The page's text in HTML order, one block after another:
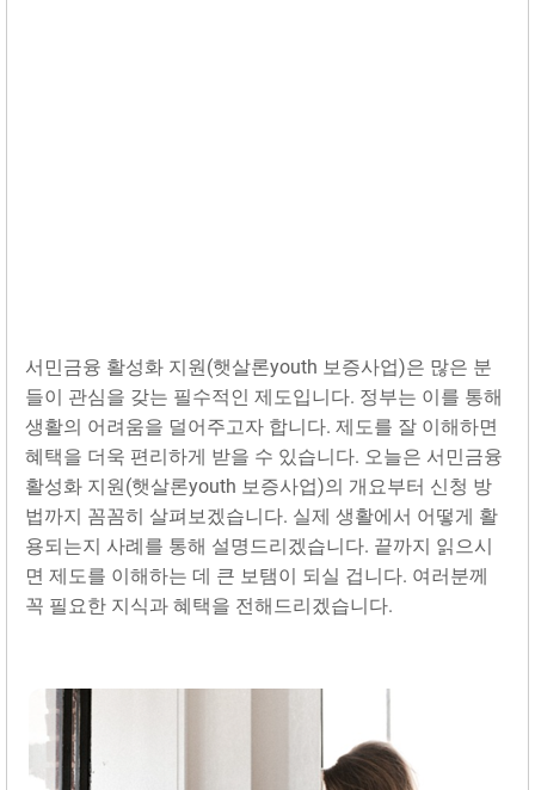
서민금융 활성화 지원(햇살론youth 보증사업)은 많은 분
들이 관심을 갖는 필수적인 제도입니다. 정부는 이를 통해
생활의 어려움을 덜어주고자 합니다. 제도를 잘 이해하면
혜택을 더욱 편리하게 받을 수 있습니다. 오늘은 서민금융
활성화 지원(햇살론youth 보증사업)의 개요부터 신청 방
법까지 꼼꼼히 살펴보겠습니다. 실제 생활에서 어떻게 활
용되는지 사례를 통해 설명드리겠습니다. 끝까지 읽으시
면 제도를 이해하는 데 큰 보탬이 되실 겁니다. 여러분께
꼭 필요한 지식과 혜택을 전해드리겠습니다.